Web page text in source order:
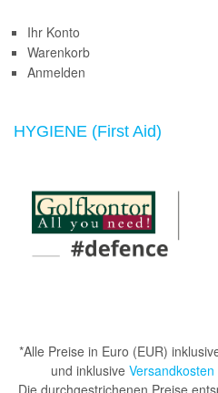
Ihr Konto
Warenkorb
Anmelden
HYGIENE (First Aid)
*Alle Preise in Euro (EUR)
und inklusive Versandkosten
Die durchgestrichenen Preise